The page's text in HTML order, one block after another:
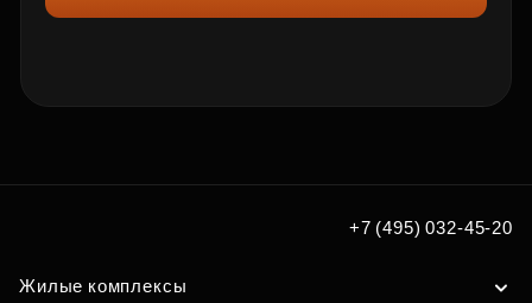
+7 (495) 032-45-20
Жилые комплексы